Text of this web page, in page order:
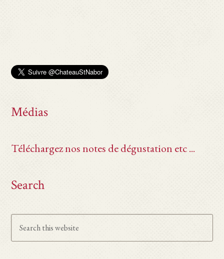
Médias
Téléchargez nos notes de dégustation etc ...
Search